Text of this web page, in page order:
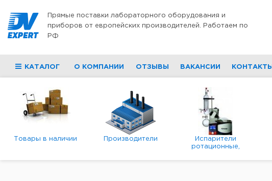
Прямые поставки лабораторного оборудования и
приборов от европейских производителей. Работаем по
РФ
КАТАЛОГ О КОМПАНИИ ОТЗЫВЫ ВАКАНСИИ КОНТАКТЫ
Товары в наличии Производители
Испарители
ротационные,
вакуумные